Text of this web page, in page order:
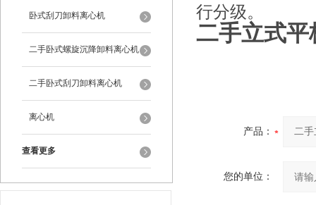
卧式刮刀卸料离心机
二手卧式螺旋沉降卸料离心机
二手卧式刮刀卸料离心机
离心机
查看更多
行分级。
二手立式平
产品：
您的单位：